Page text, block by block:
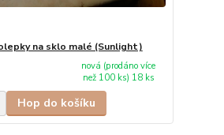
na sklo malé (Sunlight)
nová (prodáno více
než 100 ks) 18 ks
Hop do košíku